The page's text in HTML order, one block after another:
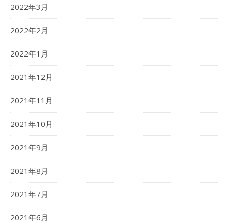
2022年3月
2022年2月
2022年1月
2021年12月
2021年11月
2021年10月
2021年9月
2021年8月
2021年7月
2021年6月